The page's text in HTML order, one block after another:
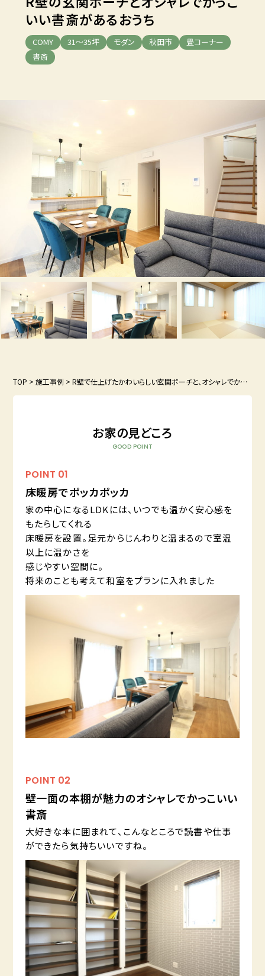
いい書斎があるおうち
COMY 31～35坪 モダン 秋田市
畳コーナー
書斎
TOP >施工事例 > R壁で仕上げたかわいらしい玄関ポーチと、オシャレでかっこいい書斎があるおうち
お家の見どころ
GOOD POINT
POINT 01
床暖房でポッカポッカ
家の中心になるLDKには、いつでも温かく安心感を
もたらしてくれる
床暖房を設置。足元からじんわりと温まるので室温
以上に温かさを
感じやすい空間に。
将来のことも考えて和室をプランに入れました
POINT 02
壁一面の本棚が魅力のオシャレでかっこいい
書斎
大好きな本に囲まれて、こんなところで読書や仕事
ができたら気持ちいいですね。